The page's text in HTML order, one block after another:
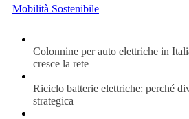
Mobilità Sostenibile
Colonnine per auto elettriche in
cresce la rete
Riciclo batterie elettriche: perché
strategica